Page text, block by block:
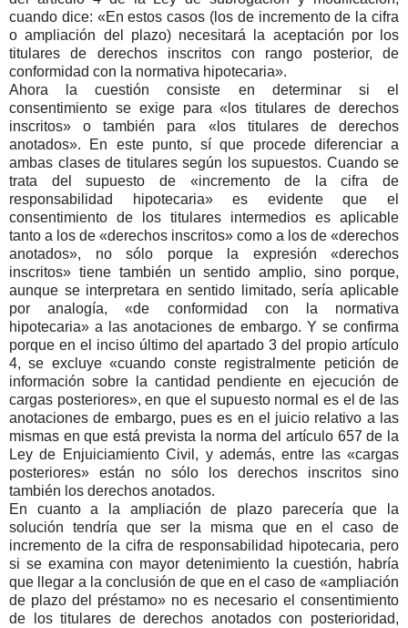
cuando dice: «En estos casos (los de incremento de la cifra
o ampliación del plazo) necesitará la aceptación por los
titulares de derechos inscritos con rango posterior, de
conformidad con la normativa hipotecaria».
Ahora la cuestión consiste en determinar si el
consentimiento se exige para «los titulares de derechos
inscritos» o también para «los titulares de derechos
anotados». En este punto, sí que procede diferenciar a
ambas clases de titulares según los supuestos. Cuando se
trata del supuesto de «incremento de la cifra de
responsabilidad hipotecaria» es evidente que el
consentimiento de los titulares intermedios es aplicable
tanto a los de «derechos inscritos» como a los de «derechos
anotados», no sólo porque la expresión «derechos
inscritos» tiene también un sentido amplio, sino porque,
aunque se interpretara en sentido limitado, sería aplicable
por analogía, «de conformidad con la normativa
hipotecaria» a las anotaciones de embargo. Y se confirma
porque en el inciso último del apartado 3 del propio artículo
4, se excluye «cuando conste registralmente petición de
información sobre la cantidad pendiente en ejecución de
cargas posteriores», en que el supuesto normal es el de las
anotaciones de embargo, pues es en el juicio relativo a las
mismas en que está prevista la norma del artículo 657 de la
Ley de Enjuiciamiento Civil, y además, entre las «cargas
posteriores» están no sólo los derechos inscritos sino
también los derechos anotados.
En cuanto a la ampliación de plazo parecería que la
solución tendría que ser la misma que en el caso de
incremento de la cifra de responsabilidad hipotecaria, pero
si se examina con mayor detenimiento la cuestión, habría
que llegar a la conclusión de que en el caso de «ampliación
de plazo del préstamo» no es necesario el consentimiento
de los titulares de derechos anotados con posterioridad,